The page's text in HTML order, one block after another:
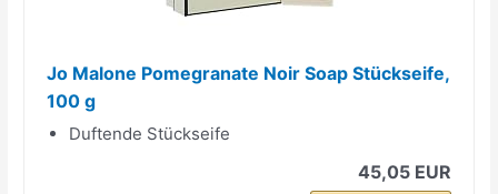
Jo Malone Pomegranate Noir Soap Stückseife,
100 g
Duftende Stückseife
45,05 EUR